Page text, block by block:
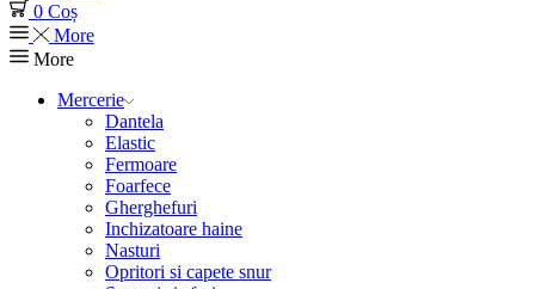
0 Coș
More
More
Mercerie
Dantela
Elastic
Fermoare
Foarfece
Gherghefuri
Inchizatoare haine
Nasturi
Opritori si capete snur